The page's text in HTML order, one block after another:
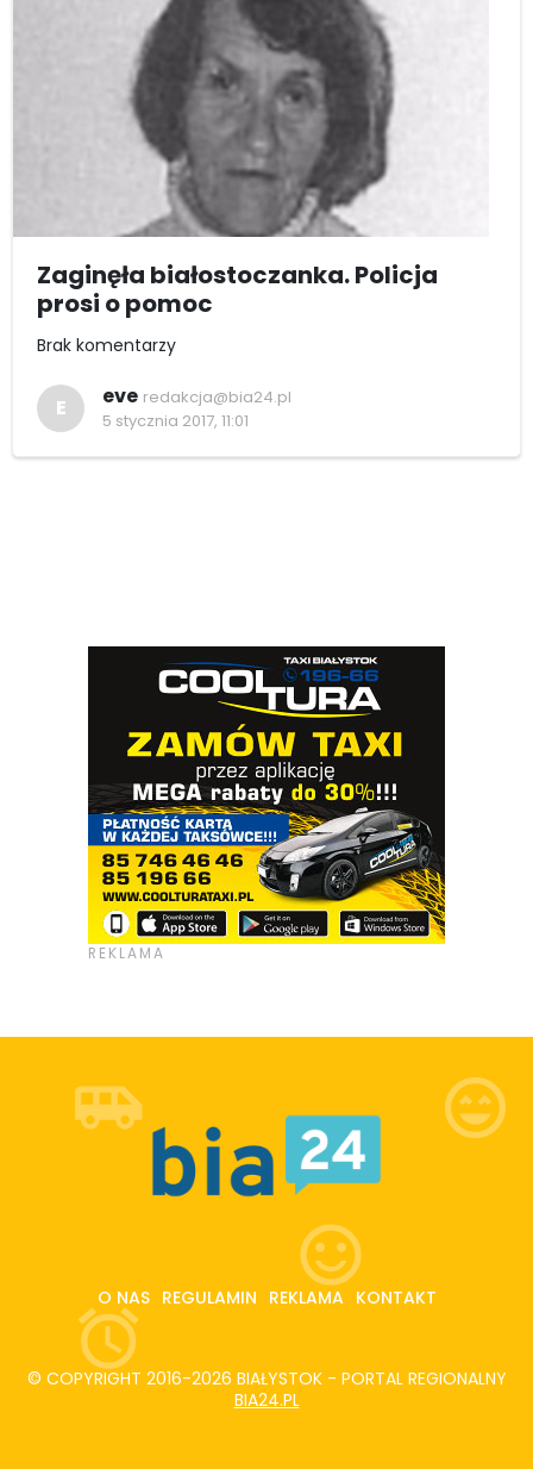
Zaginęła białostoczanka. Policja
prosi o pomoc
Brak komentarzy
E eve redakcja@bia24.pl
5 stycznia 2017, 11:01
O NAS REGULAMIN REKLAMA KONTAKT
© COPYRIGHT 2016-2026 BIAŁYSTOK - PORTAL REGIONALNY
BIA24.PL